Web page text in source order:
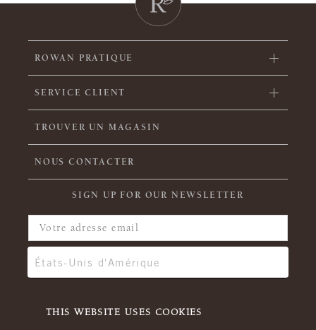
THIS WEBSITE USES COOKIES
ROWAN PRATIQUE
SERVICE CLIENT
TROUVER UN MAGASIN
NOUS CONTACTER
SIGN UP FOR OUR NEWSLETTER